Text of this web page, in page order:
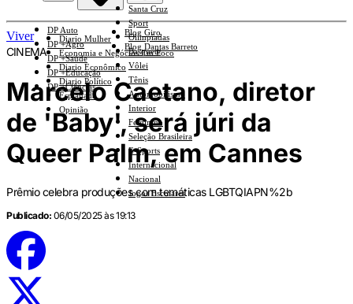
Santa Cruz
Sport
Olimpíadas
Basquete
Vôlei
Tênis
Automobilismo
Interior
Feminino
Seleção Brasileira
E-Sports
Internacional
Nacional
Jogos Escolares
DP Auto
DP +Agro
DP +Saúde
DP +Educação
DP +Ciências
Diario Mulher
Economia e Negócios Em Foco
Diario Econômico
Diario Político
Esplanada
Opinião
Blog Giro
Blog Dantas Barreto
Viver
CINEMA
Marcelo Caetano, diretor
de 'Baby', será júri da
Queer Palm, em Cannes
Prêmio celebra produções com temáticas LGBTQIAPN%2b
Publicado: 06/05/2025 às 19:13